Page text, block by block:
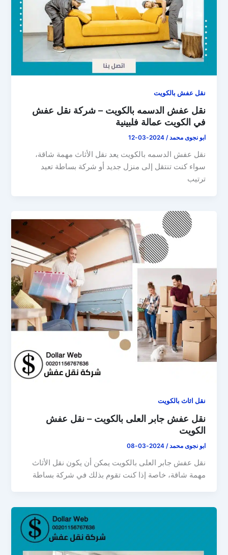
نقل عفش بالكويت
نقل عفش الدسمه بالكويت – شركة نقل عفش
في الكويت عمالة فلبينية
ابو نجوى محمد/
2024-03-12
نقل عفش الدسمه بالكويت يعد نقل الأثاث مهمة شاقة،
سواء كنت تنتقل إلى منزل جديد أو شركة بساطة تعيد
ترتيب
نقل اثاث بالكويت
نقل عفش جابر العلى بالكويت – نقل عفش
الكويت
ابو نجوى محمد/
2024-03-08
نقل عفش جابر العلى بالكويت يمكن أن يكون نقل الأثاث
مهمة شاقة، خاصة إذا كنت تقوم بذلك في شركة بساطة